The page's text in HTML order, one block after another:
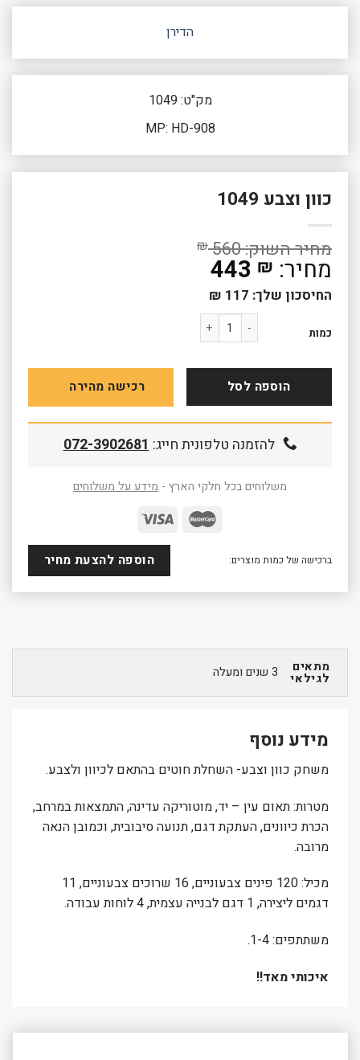
הדירן
מק"ט: 1049
MP: HD-908
כוון וצבע 1049
560
₪
443 ₪
החיסכון שלך: ₪
כמות
כמות של כוון וצבע 1049
הוספה לסל רכישה מהירה
להזמנה טלפונית חייג:072-3902681
משלוחים בכל חלקי הארץ - מידע על משלוחים
ברכישה של כמות מוצרים: הוספה להצעת מחיר
מתאים
לגילאי 3 שנים ומעלה
מידע נוסף
משחק כוון וצבע- השחלת חוטים בהתאם לכיוון ולצבע.
מטרות: תאום עין – יד, מוטוריקה עדינה, התמצאות במרחב,
הכרת כיוונים, העתקת דגם, תנועה סיבובית, וכמובן הנאה
מרובה.
מכיל: 120 פינים צבעוניים, 16 שרוכים צבעוניים, 11
דגמים ליצירה, 1 דגם לבנייה עצמית, 4 לוחות עבודה.
משתתפים: 1-4.
איכותי מאד!!